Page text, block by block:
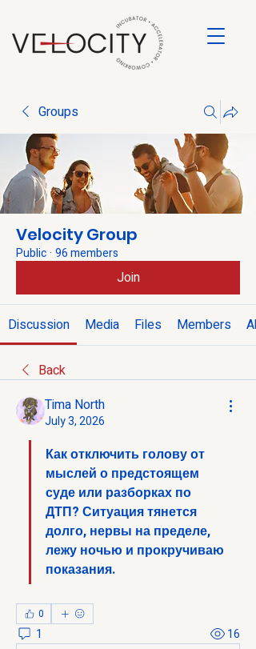
Groups
Velocity Group
Public· 96 members
Join
Discussion Media Files Members
Back
Tima North
July 3, 2026
Как отключить голову от
мыслей о предстоящем
суде или разборках по
ДТП? Ситуация тянется
долго, нервы на пределе,
лежу ночью и прокручиваю
показания.
0
1
16